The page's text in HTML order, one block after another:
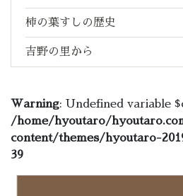
柿の葉すしの歴史
吉野の里から
Warning: Undefined variable
/home/hyoutaro/
content/themes/hyoutaro-
39